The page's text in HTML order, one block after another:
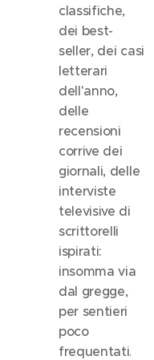
classifiche,
dei best-
seller, dei casi
letterari
dell'anno,
delle
recensioni
corrive dei
giornali, delle
interviste
televisive di
scrittorelli
ispirati:
insomma via
dal gregge,
per sentieri
poco
frequentati.